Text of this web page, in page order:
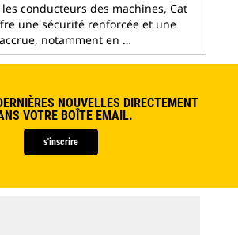
conducteurs des machines, Cat
une sécurité renforcée et une
notamment en …
NOUVELLES DIRECTEMENT
VOTRE BOÎTE EMAIL.
s'inscrire